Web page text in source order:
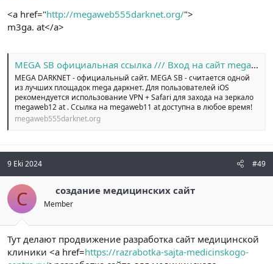
<a href="http://megaweb555darknet.org/">
m3ga. at</a>
MEGA SB официальная ссылка /// Вход на сайт megaweb14 at
MEGA DARKNET - официальный сайт. MEGA SB - считается одной
из лучших площадок mega даркнет. Для пользователей iOS
рекомендуется использование VPN + Safari для захода на зеркало
megaweb12 at . Ссылка на megaweb11 at доступна в любое время!
megaweb555darknet.org
9 Eki 2024 #49
С создание медицинских сайт
Member
Тут делают продвижение разработка сайт медицинской
клиники <a href=https://razrabotka-sajta-medicinskogo-